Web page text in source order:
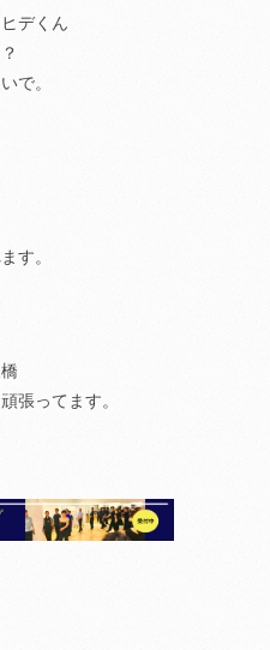
デくん
で。
す。
張ってます。